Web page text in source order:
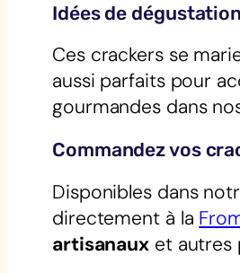
Idées de
Ces crackers se
aussi parfaits pour
gourmandes dans
Commandez vos
Disponibles dans
directement à la
artisanaux et autres